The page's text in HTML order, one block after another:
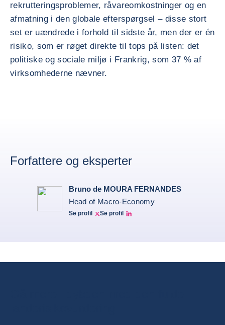
rekrutteringsproblemer, råvareomkostninger og en
afmatning i den globale efterspørgsel – disse stort
set er uændrede i forhold til sidste år, men der er én
risiko, som er røget direkte til tops på listen: det
politiske og sociale miljø i Frankrig, som 37 % af
virksomhederne nævner.
Forfattere og eksperter
Bruno de MOURA FERNANDES
Head of Macro-Economy
Se profil
Twitter Bruno Fernandes
Se profil
Bruno de Moura Fernandes linkedin